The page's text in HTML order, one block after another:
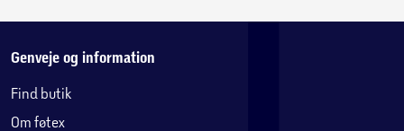
Genveje og information
Find butik
Om føtex